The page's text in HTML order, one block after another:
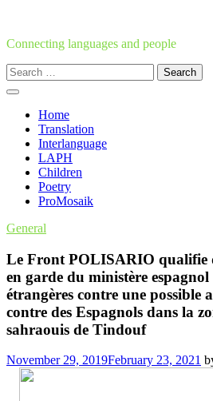
content
Connecting languages and people
Search
for:
Home
Translation
Interlanguage
LAPH
Children
Poetry
ProMosaik
General
Le Front POLISARIO qualifie
en garde du ministère espagnol
étrangères contre une possible
contre des Espagnols dans la
sahraouis de Tindouf
November 29, 2019February 23, 2021